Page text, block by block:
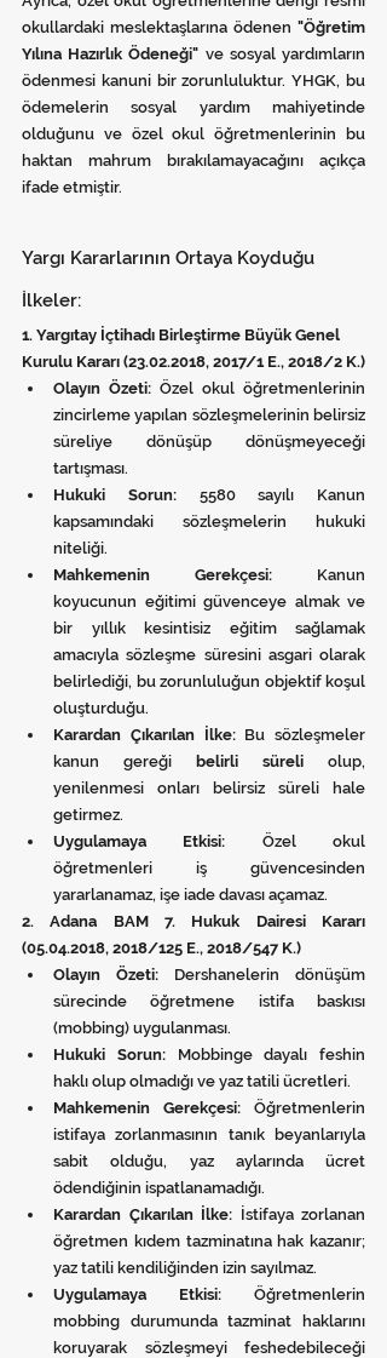
okullardaki meslektaşlarına ödenen "Öğretim
Yılına Hazırlık Ödeneği" ve sosyal yardımların
ödenmesi kanuni bir zorunluluktur. YHGK, bu
ödemelerin sosyal yardım mahiyetinde
olduğunu ve özel okul öğretmenlerinin bu
haktan mahrum bırakılamayacağını açıkça
ifade etmiştir.
Yargı Kararlarının Ortaya Koyduğu
İlkeler:
1. Yargıtay İçtihadı Birleştirme Büyük Genel
Kurulu Kararı (23.02.2018, 2017/1 E., 2018/2 K.)
Olayın Özeti: Özel okul öğretmenlerinin
zincirleme yapılan sözleşmelerinin belirsiz
süreliye dönüşüp dönüşmeyeceği
tartışması.
Hukuki Sorun: 5580 sayılı Kanun
kapsamındaki sözleşmelerin hukuki
niteliği.
Mahkemenin Gerekçesi: Kanun
koyucunun eğitimi güvenceye almak ve
bir yıllık kesintisiz eğitim sağlamak
amacıyla sözleşme süresini asgari olarak
belirlediği, bu zorunluluğun objektif koşul
oluşturduğu.
Karardan Çıkarılan İlke: Bu sözleşmeler
kanun gereği belirli süreli olup,
yenilenmesi onları belirsiz süreli hale
getirmez.
Uygulamaya Etkisi: Özel okul
öğretmenleri iş güvencesinden
yararlanamaz, işe iade davası açamaz.
2. Adana BAM 7. Hukuk Dairesi Kararı
(05.04.2018, 2018/125 E., 2018/547 K.)
Olayın Özeti: Dershanelerin dönüşüm
sürecinde öğretmene istifa baskısı
(mobbing) uygulanması.
Hukuki Sorun: Mobbinge dayalı feshin
haklı olup olmadığı ve yaz tatili ücretleri.
Mahkemenin Gerekçesi: Öğretmenlerin
istifaya zorlanmasının tanık beyanlarıyla
sabit olduğu, yaz aylarında ücret
ödendiğinin ispatlanamadığı.
Karardan Çıkarılan İlke: İstifaya zorlanan
öğretmen kıdem tazminatına hak kazanır;
yaz tatili kendiliğinden izin sayılmaz.
Uygulamaya Etkisi: Öğretmenlerin
mobbing durumunda tazminat haklarını
koruyarak sözleşmeyi feshedebileceği